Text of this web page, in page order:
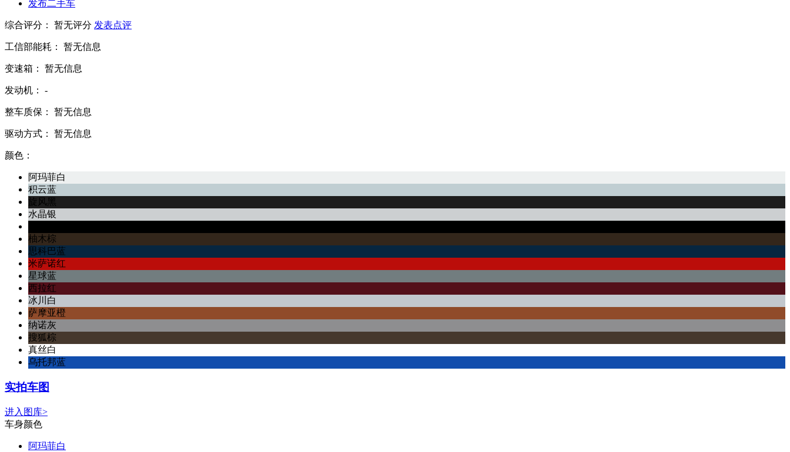
发布二手车
综合评分： 暂无评分 发表点评
工信部能耗： 暂无信息
变速箱： 暂无信息
发动机： -
整车质保： 暂无信息
驱动方式： 暂无信息
颜色：
阿玛菲白
积云蓝
旋风黑
水晶银
柚木棕
思科巴蓝
米萨诺红
星球蓝
西拉红
冰川白
萨摩亚橙
纳诺灰
搜狐棕
真丝白
乌托邦蓝
实拍车图
进入图库>
车身颜色
阿玛菲白